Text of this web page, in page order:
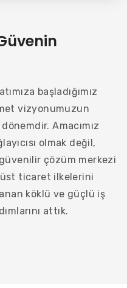
başladığımız
vizyonumuzun
Amacımız
olmak değil,
güvenilir çözüm merkezi
ticaret ilkelerini
köklü ve güçlü iş
attık.